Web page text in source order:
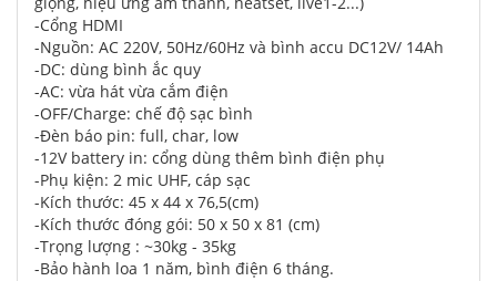
-Cổng HDMI
-Nguồn: AC 220V, 50Hz/60Hz và bình accu DC12V/ 14Ah
-DC: dùng bình ắc quy
-AC: vừa hát vừa cắm điện
-OFF/Charge: chế độ sạc bình
-Đèn báo pin: full, char, low
-12V battery in: cổng dùng thêm bình điện phụ
-Phụ kiện: 2 mic UHF, cáp sạc
-Kích thước: 45 x 44 x 76,5(cm)
-Kích thước đóng gói: 50 x 50 x 81 (cm)
-Trọng lượng : ~30kg - 35kg
-Bảo hành loa 1 năm, bình điện 6 tháng.